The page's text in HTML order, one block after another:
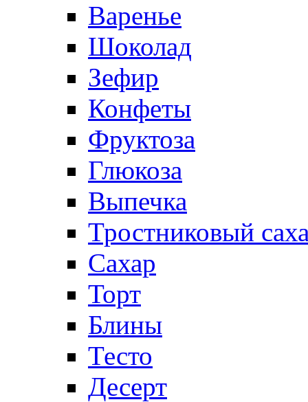
Варенье
Шоколад
Зефир
Конфеты
Фруктоза
Глюкоза
Выпечка
Тростниковый
Сахар
Торт
Блины
Тесто
Десерт